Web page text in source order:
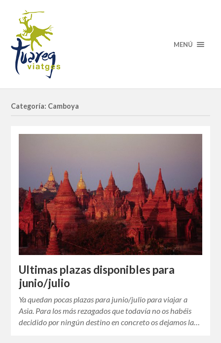
MENÚ
Categoría: Camboya
Ultimas plazas disponibles para
junio/julio
Ya quedan pocas plazas para junio/julio para viajar a
Asia. Para los más rezagados que todavía no os habéis
decidido por ningún destino en concreto os dejamos la…